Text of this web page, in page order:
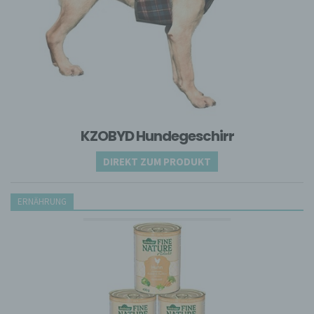
KZOBYD Hundegeschirr
DIREKT ZUM PRODUKT
ERNÄHRUNG
Verbreitung oder eine andere Form der
Bereitstellung, den Abgleich oder die
Verknüpfung, die Einschränkung, das
Löschen oder die Vernichtung.
d) Einschränkung der Verarbeitung
Einschränkung der Verarbeitung ist die
Markierung gespeicherter
ihre künftige Verarbeitung einzuschränken.
e) Profiling
Profiling ist jede Art der automatisierten
die darin besteht, dass diese
personenbezogenen Daten verwendet
werden, um bestimmte persönliche Aspekte,
die sich auf eine natürliche Person
beziehen, zu bewerten, insbesondere, um
Aspekte bezüglich Arbeitsleistung,
wirtschaftlicher Lage, Gesundheit,
persönlicher Vorlieben, Interessen,
Zuverlässigkeit, Verhalten, Aufenthaltsort